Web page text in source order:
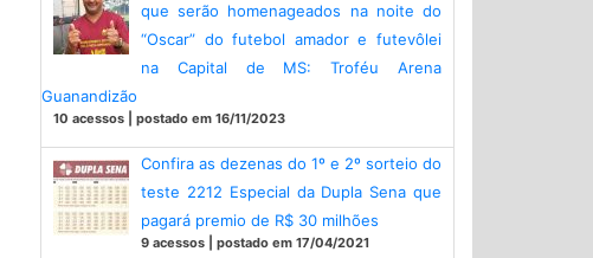
que serão homenageados na noite do
“Oscar” do futebol amador e futevôlei
na Capital de MS: Troféu Arena
Guanandizão
10 acessos | postado em 16/11/2023
Confira as dezenas do 1º e 2º sorteio do
teste 2212 Especial da Dupla Sena que
pagará premio de R$ 30 milhões
9 acessos | postado em 17/04/2021